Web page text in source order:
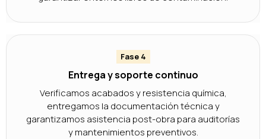
Fase 4
Entrega y soporte continuo
Verificamos acabados y resistencia química,
entregamos la documentación técnica y
garantizamos asistencia post-obra para auditorías
y mantenimientos preventivos.